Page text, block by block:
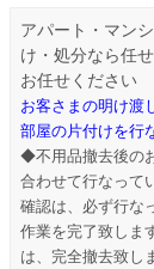
アパート・マン
け・処分なら任
お任せください
お客さまの明け渡
部屋の片付けを行
◆不用品撤去後の
合わせて行なって
確認は、必ず行な
作業を完了致しま
は、完全撤去致し